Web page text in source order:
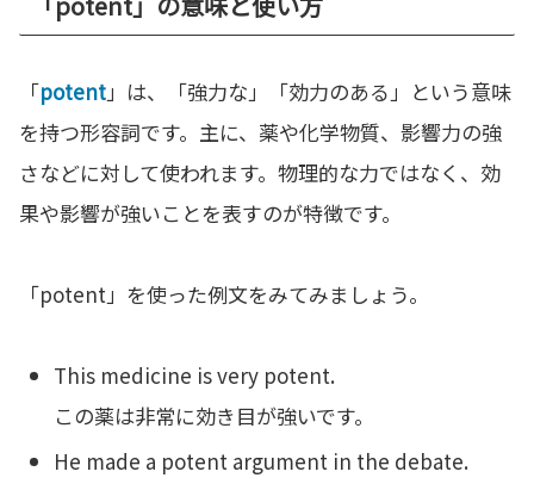
「potent」は、「強力な」「効力のある」という意味
を持つ形容詞です。主に、薬や化学物質、影響力の強
さなどに対して使われます。物理的な力ではなく、効
果や影響が強いことを表すのが特徴です。
「potent」を使った例文をみてみましょう。
This medicine is very potent.
この薬は非常に効き目が強いです。
He made a potent argument in the debate.